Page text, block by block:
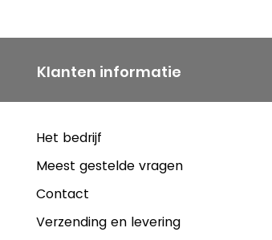
Klanten informatie
Het bedrijf
Meest gestelde vragen
Contact
Verzending en levering